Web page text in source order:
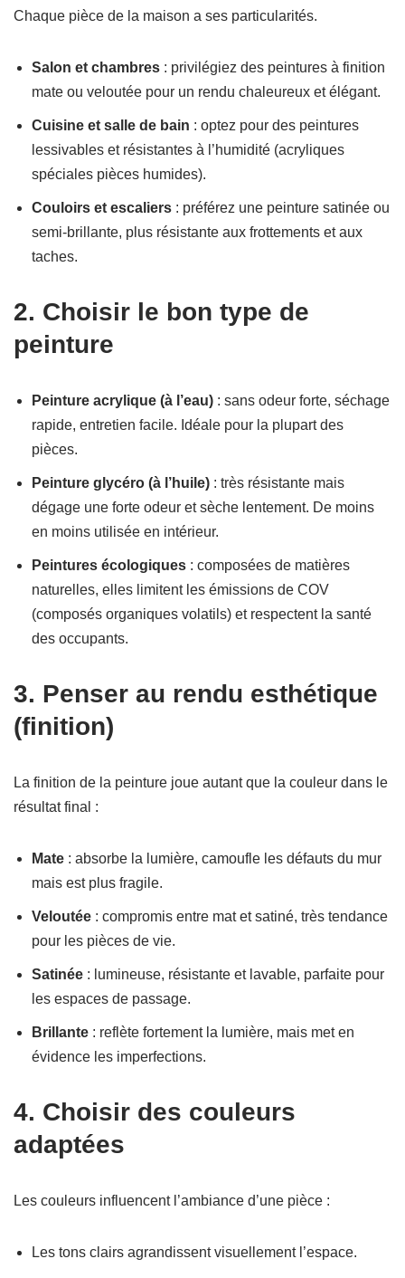
Chaque pièce de la maison a ses particularités.
Salon et chambres : privilégiez des peintures à finition
mate ou veloutée pour un rendu chaleureux et élégant.
Cuisine et salle de bain : optez pour des peintures
lessivables et résistantes à l’humidité (acryliques
spéciales pièces humides).
Couloirs et escaliers : préférez une peinture satinée ou
semi-brillante, plus résistante aux frottements et aux
taches.
2. Choisir le bon type de
peinture
Peinture acrylique (à l’eau) : sans odeur forte, séchage
rapide, entretien facile. Idéale pour la plupart des
pièces.
Peinture glycéro (à l’huile) : très résistante mais
dégage une forte odeur et sèche lentement. De moins
en moins utilisée en intérieur.
Peintures écologiques : composées de matières
naturelles, elles limitent les émissions de COV
(composés organiques volatils) et respectent la santé
des occupants.
3. Penser au rendu esthétique
(finition)
La finition de la peinture joue autant que la couleur dans le
résultat final :
Mate : absorbe la lumière, camoufle les défauts du mur
mais est plus fragile.
Veloutée : compromis entre mat et satiné, très tendance
pour les pièces de vie.
Satinée : lumineuse, résistante et lavable, parfaite pour
les espaces de passage.
Brillante : reflète fortement la lumière, mais met en
évidence les imperfections.
4. Choisir des couleurs
adaptées
Les couleurs influencent l’ambiance d’une pièce :
Les tons clairs agrandissent visuellement l’espace.